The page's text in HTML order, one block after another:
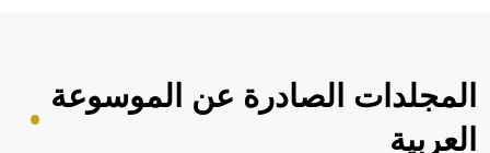
المجلدات الصادرة عن الموسوعة
العربية